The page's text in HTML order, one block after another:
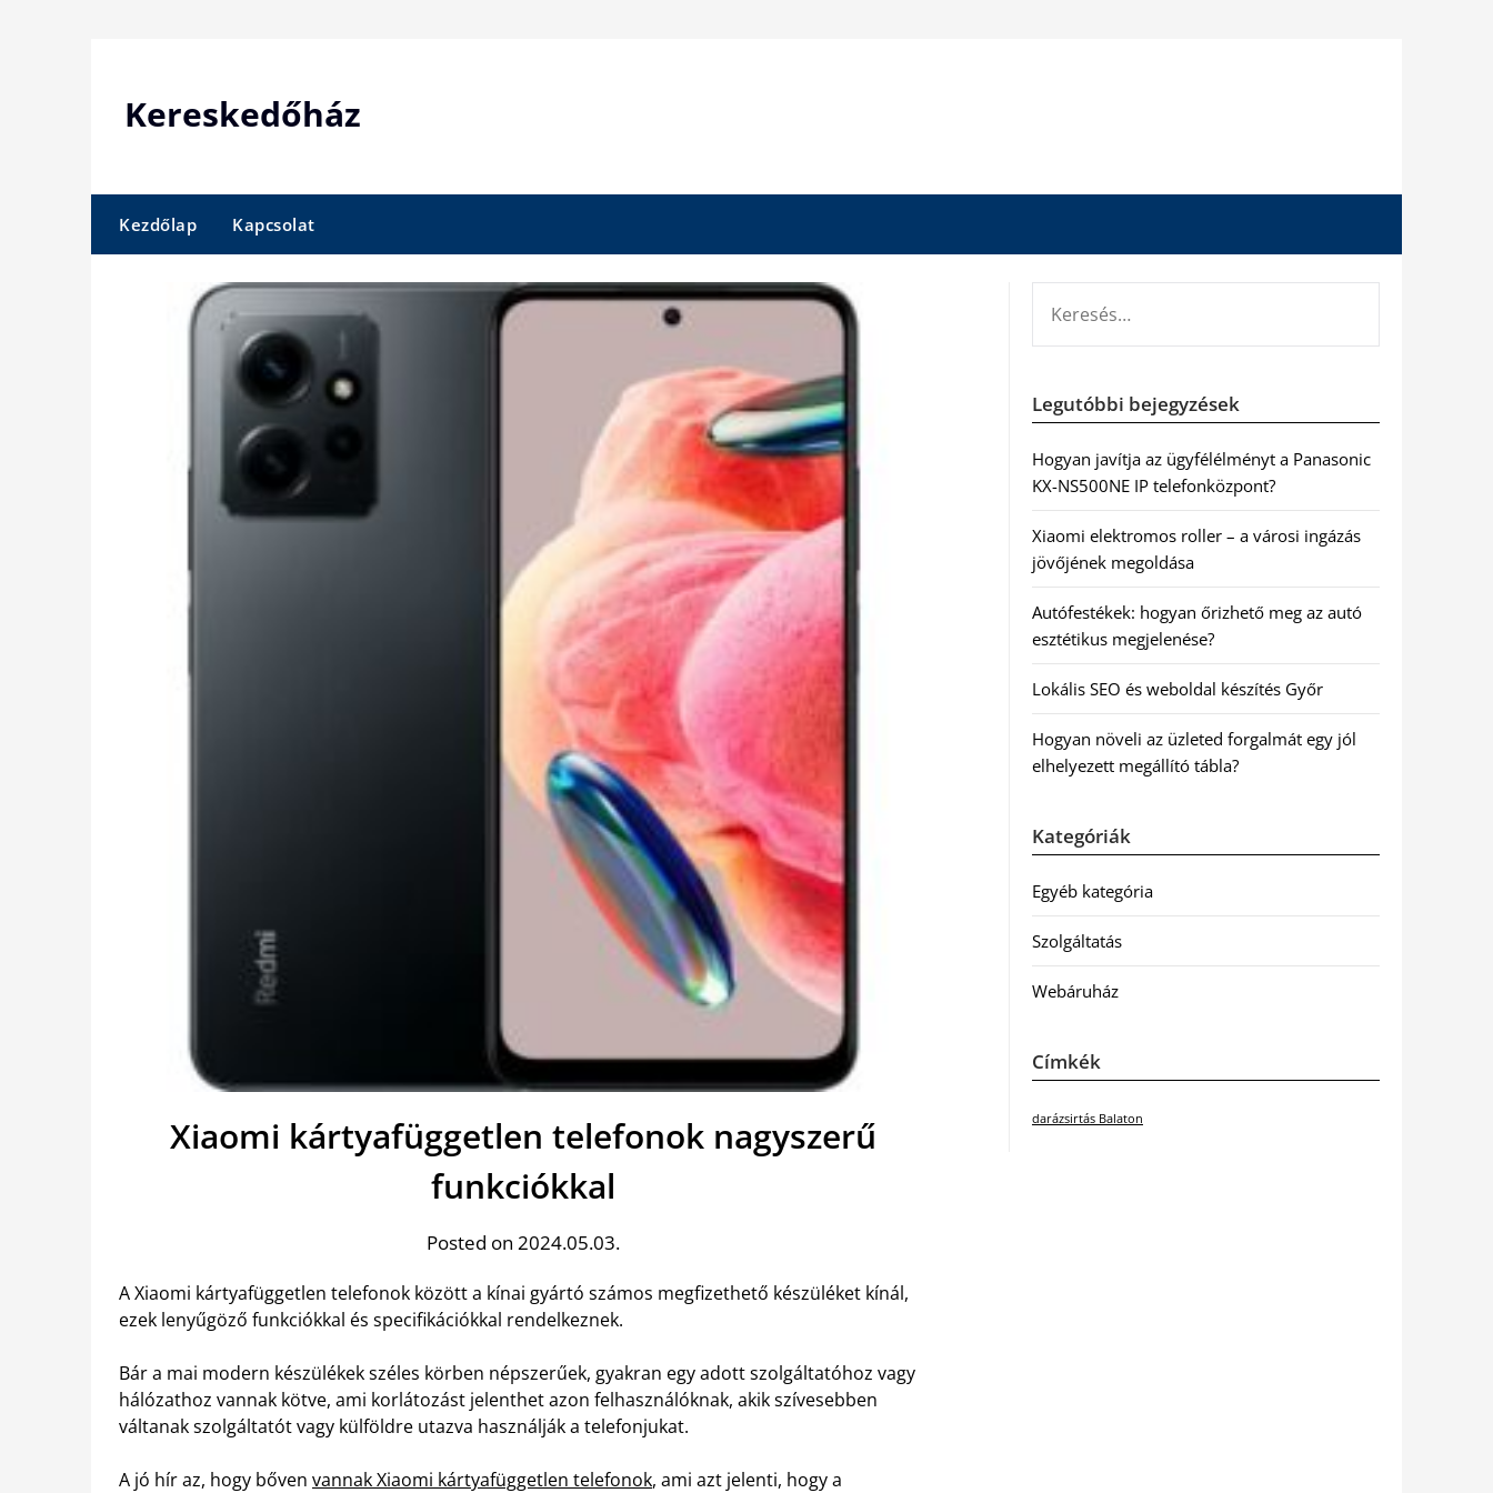
Kereskedőház
Kezdőlap Kapcsolat
Xiaomi kártyafüggetlen telefonok nagyszerű
funkciókkal
Posted on 2024.05.03.
A Xiaomi kártyafüggetlen telefonok között a kínai gyártó számos megfizethető készüléket kínál,
ezek lenyűgöző funkciókkal és specifikációkkal rendelkeznek.
Bár a mai modern készülékek széles körben népszerűek, gyakran egy adott szolgáltatóhoz vagy
hálózathoz vannak kötve, ami korlátozást jelenthet azon felhasználóknak, akik szívesebben
váltanak szolgáltatót vagy külföldre utazva használják a telefonjukat.
A jó hír az, hogy bőven vannak Xiaomi kártyafüggetlen telefonok, ami azt jelenti, hogy a
Legutóbbi bejegyzések
Hogyan javítja az ügyfélélményt a Panasonic
KX-NS500NE IP telefonközpont?
Xiaomi elektromos roller – a városi ingázás
jövőjének megoldása
Autófestékek: hogyan őrizhető meg az autó
esztétikus megjelenése?
Lokális SEO és weboldal készítés Győr
Hogyan növeli az üzleted forgalmát egy jól
elhelyezett megállító tábla?
Kategóriák
Egyéb kategória
Szolgáltatás
Webáruház
Címkék
darázsirtás Balaton